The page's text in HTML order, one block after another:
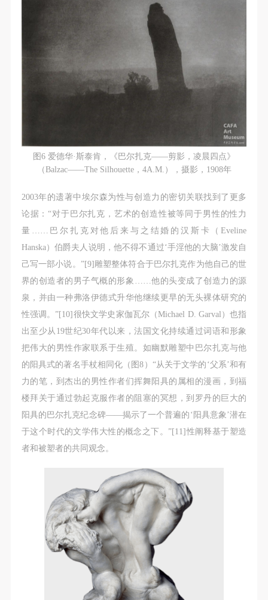
图6 爱德华·斯泰肯，《巴尔扎克——剪影，凌晨四点》
（Balzac——The Silhouette，4A.M.），摄影，1908年
2003年的遗著中埃尔森为性与创造力的密切关联找到了更多
论据：“对于巴尔扎克，艺术的创造性被等同于男性的性力
量……巴尔扎克对他后来与之结婚的汉斯卡（Eveline
Hanska）伯爵夫人说明，他不得不通过‘手淫他的大脑’激发自
己写一部小说。”[9]雕塑整体符合于巴尔扎克作为他自己的世
界的创造者的男子气概的形象……他的头变成了创造力的源
泉，并由一种弗洛伊德式升华他继续更早的无头裸体研究的
性强调。”[10]很快文学史家伽瓦尔（Michael D. Garval）也指
出至少从19世纪30年代以来，法国文化持续通过词语和形象
把伟大的男性作家联系于生殖。如幽默雕塑中巴尔扎克与他
的阳具式的著名手杖相同化（图8）“从关于文学的‘父系’和有
力的笔，到杰出的男性作者们挥舞阳具的属相的漫画，到福
楼拜关于通过勃起克服作者的阻塞的冥想，到罗丹的巨大的
阳具的巴尔扎克纪念碑——揭示了一个普遍的‘阳具意象’潜在
于这个时代的文学伟大性的概念之下。”[11]性阐释基于塑造
者和被塑者的共同观念。
快捷登录 帐号密码登录
手机号码将作为您的登录账号